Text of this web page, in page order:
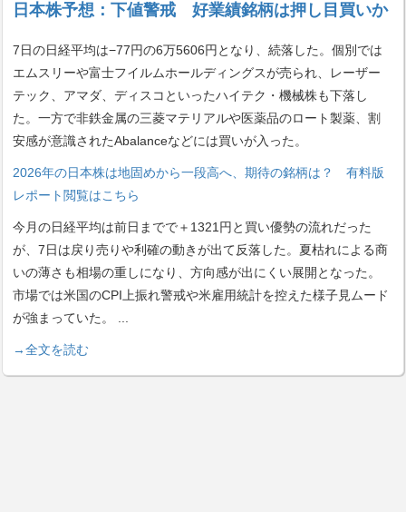
日本株予想：下値警戒 好業績銘柄は押し目買いか
7日の日経平均は−77円の6万5606円となり、続落した。個別では
エムスリーや富士フイルムホールディングスが売られ、レーザー
テック、アマダ、ディスコといったハイテク・機械株も下落し
た。一方で非鉄金属の三菱マテリアルや医薬品のロート製薬、割
安感が意識されたAbalanceなどには買いが入った。
2026年の日本株は地固めから一段高へ、期待の銘柄は？ 有料版
レポート閲覧はこちら
今月の日経平均は前日までで＋1321円と買い優勢の流れだった
が、7日は戻り売りや利確の動きが出て反落した。夏枯れによる商
いの薄さも相場の重しになり、方向感が出にくい展開となった。
市場では米国のCPI上振れ警戒や米雇用統計を控えた様子見ムード
が強まっていた。
→全文を読む